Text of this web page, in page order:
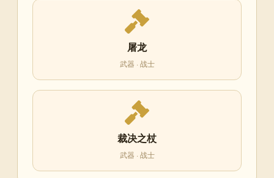
屠龙
武器 · 战士
裁决之杖
武器 · 战士